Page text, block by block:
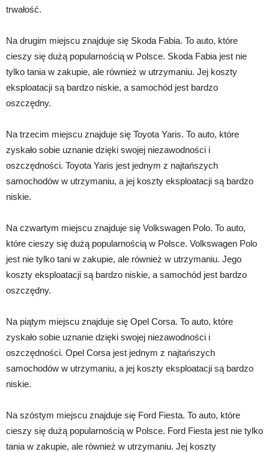
trwałość.
Na drugim miejscu znajduje się Skoda Fabia. To auto, które
cieszy się dużą popularnością w Polsce. Skoda Fabia jest nie
tylko tania w zakupie, ale również w utrzymaniu. Jej koszty
eksploatacji są bardzo niskie, a samochód jest bardzo
oszczędny.
Na trzecim miejscu znajduje się Toyota Yaris. To auto, które
zyskało sobie uznanie dzięki swojej niezawodności i
oszczędności. Toyota Yaris jest jednym z najtańszych
samochodów w utrzymaniu, a jej koszty eksploatacji są bardzo
niskie.
Na czwartym miejscu znajduje się Volkswagen Polo. To auto,
które cieszy się dużą popularnością w Polsce. Volkswagen Polo
jest nie tylko tani w zakupie, ale również w utrzymaniu. Jego
koszty eksploatacji są bardzo niskie, a samochód jest bardzo
oszczędny.
Na piątym miejscu znajduje się Opel Corsa. To auto, które
zyskało sobie uznanie dzięki swojej niezawodności i
oszczędności. Opel Corsa jest jednym z najtańszych
samochodów w utrzymaniu, a jej koszty eksploatacji są bardzo
niskie.
Na szóstym miejscu znajduje się Ford Fiesta. To auto, które
cieszy się dużą popularnością w Polsce. Ford Fiesta jest nie tylko
tania w zakupie, ale również w utrzymaniu. Jej koszty